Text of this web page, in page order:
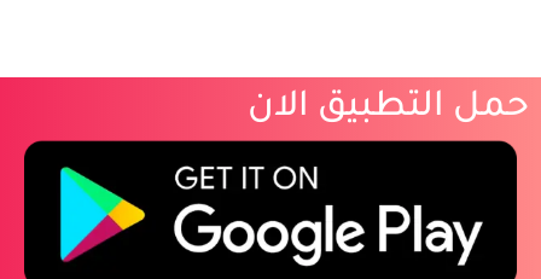
حمل التطبيق الان